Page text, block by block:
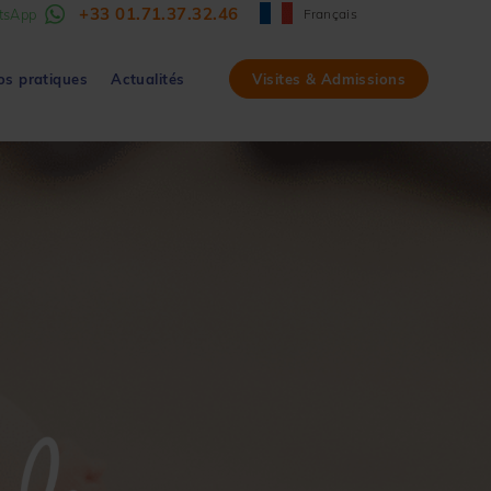
+33 01.71.37.32.46 Français
pratiques Actualités Visites & Admissions